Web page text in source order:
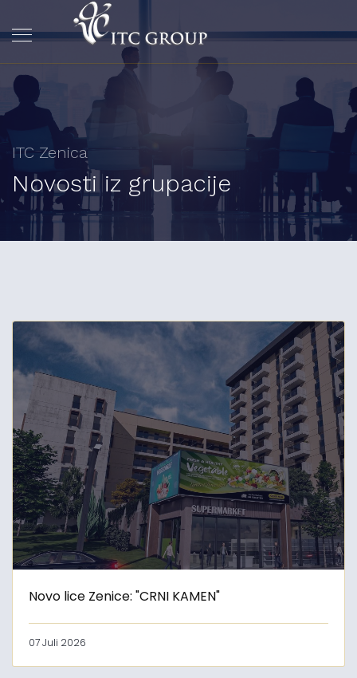
ITC Zenica
Novosti iz grupacije
Novo lice Zenice: "CRNI KAMEN"
07 Juli 2026